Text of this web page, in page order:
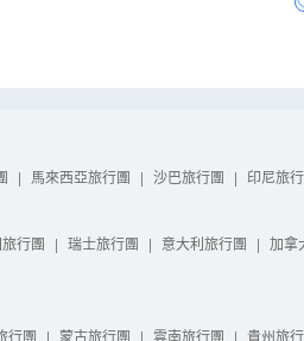
| 馬來西亞旅行團 | 沙巴旅行團 | 印尼旅
行團 | 瑞士旅行團 | 意大利旅行團 | 加拿
行團 | 蒙古旅行團 | 雲南旅行團 | 貴州旅